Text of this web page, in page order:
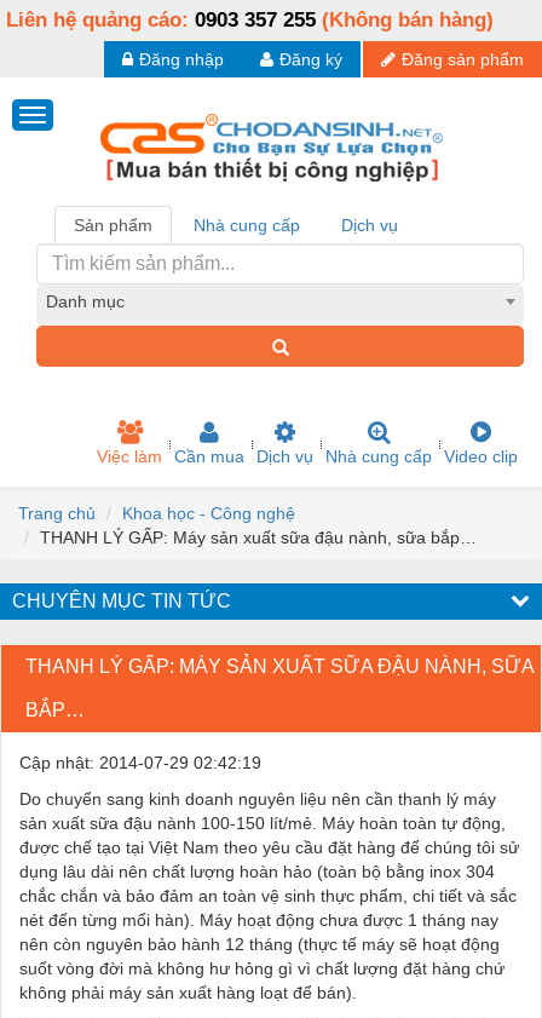
Liên hệ quảng cáo: 0903 357 255 (Không bán hàng)
Đăng sản phẩm
Đăng ký
Đăng nhập
Sản phẩm Nhà cung cấp Dịch vụ
Danh mục
Việc làm Cần mua Dịch vụ Nhà cung cấp Video clip
Trang chủ
Khoa học - Công nghệ
THANH LÝ GẤP: Máy sản xuất sữa đậu nành, sữa bắp…
CHUYÊN MỤC TIN TỨC
THANH LÝ GẤP: MÁY SẢN XUẤT SỮA ĐẬU NÀNH, SỮA
BẮP…
Cập nhật: 2014-07-29 02:42:19
Do chuyển sang kinh doanh nguyên liệu nên cần thanh lý máy
sản xuất sữa đậu nành 100-150 lít/mẻ. Máy hoàn toàn tự động,
được chế tạo tại Việt Nam theo yêu cầu đặt hàng để chúng tôi sử
dụng lâu dài nên chất lượng hoàn hảo (toàn bộ bằng inox 304
chắc chắn và bảo đảm an toàn vệ sinh thực phẩm, chi tiết và sắc
nét đến từng mối hàn). Máy hoạt động chưa được 1 tháng nay
nên còn nguyên bảo hành 12 tháng (thực tế máy sẽ hoạt động
suốt vòng đời mà không hư hỏng gì vì chất lượng đặt hàng chứ
không phải máy sản xuất hàng loạt để bán).